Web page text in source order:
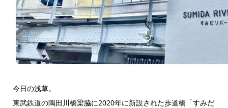
今日の浅草。
東武鉄道の隅田川橋梁脇に2020年に新設された歩道橋「すみだ